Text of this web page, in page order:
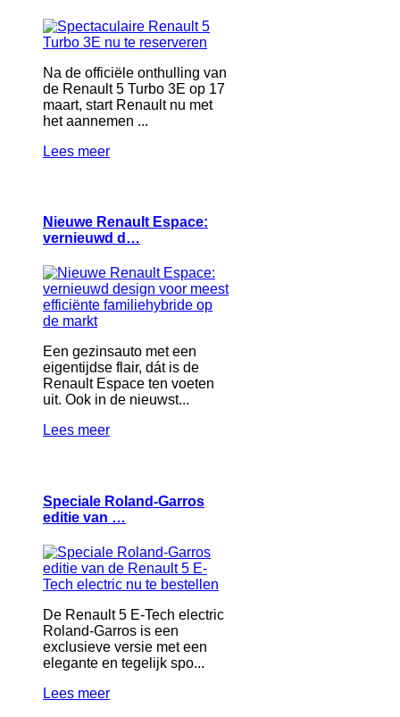
Na de officiële onthulling van
de Renault 5 Turbo 3E op 17
maart, start Renault nu met
het aannemen ...
Lees meer
Nieuwe Renault Espace:
vernieuwd d…
Een gezinsauto met een
eigentijdse flair, dát is de
Renault Espace ten voeten
uit. Ook in de nieuwst...
Lees meer
Speciale Roland-Garros
editie van …
De Renault 5 E-Tech electric
Roland-Garros is een
exclusieve versie met een
elegante en tegelijk spo...
Lees meer